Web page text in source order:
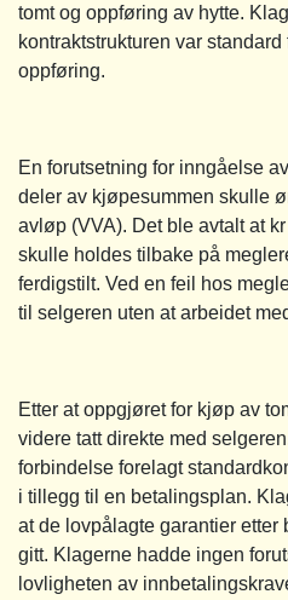
tomt og oppføring av hytte.
kontraktstrukturen var
oppføring.
En forutsetning for inngåelse
deler av kjøpesummen skulle
avløp (VVA). Det ble avtalt at
skulle holdes tilbake på
ferdigstilt. Ved en feil hos
til selgeren uten at arbeidet
Etter at oppgjøret for kjøp av
videre tatt direkte med
forbindelse forelagt
i tillegg til en betalingsplan.
at de lovpålagte garantier
gitt. Klagerne hadde ingen
lovligheten av